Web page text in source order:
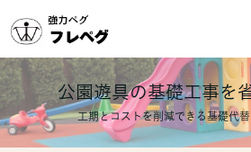
公園遊具の基礎工事を
工期とコストを削減できる基礎代